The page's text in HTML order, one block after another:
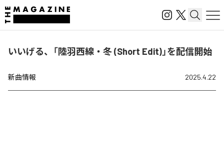
いいげる、「陸羽西線・冬 (Short Edit)」を配信開始
新曲情報 2025.4.22